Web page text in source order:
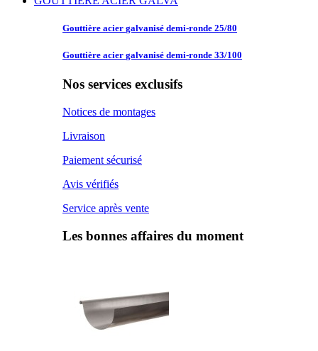
Gouttière acier galvanisé demi-ronde 25/80
Gouttière acier galvanisé demi-ronde 33/100
Nos services exclusifs
Notices de montages
Livraison
Paiement sécurisé
Avis vérifiés
Service après vente
Les bonnes affaires du moment